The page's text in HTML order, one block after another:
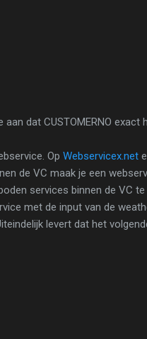
aan dat CUSTOMERNO exact
Op Webservicex.net
de VC maak je een
services binnen de VC
met de input van de
levert dat het